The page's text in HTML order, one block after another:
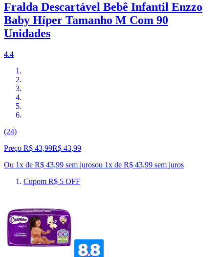
Fralda Descartável Bebê Infantil Enzzo
Baby Híper Tamanho M Com 90
Unidades
4.4
(24)
Preço R$ 43,99R$ 43,99
Ou 1x de R$ 43,99 sem jurosou 1x de R$ 43,99 sem juros
Cupom R$ 5 OFF